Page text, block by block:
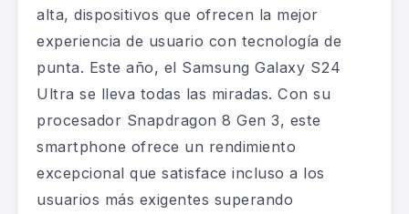
alta, dispositivos que ofrecen la mejor
experiencia de usuario con tecnología de
punta. Este año, el Samsung Galaxy S24
Ultra se lleva todas las miradas. Con su
procesador Snapdragon 8 Gen 3, este
smartphone ofrece un rendimiento
excepcional que satisface incluso a los
usuarios más exigentes superando